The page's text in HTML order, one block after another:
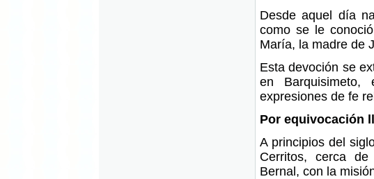
Desde aquel día
como se le
María, la madre de
Esta devoción se
en
expresiones de fe
Por equivocación
A principios del
Cerritos, cerca
Bernal, con la